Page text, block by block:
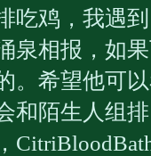
吃鸡，我遇
泉相报，如
。希望他可
和陌生人组